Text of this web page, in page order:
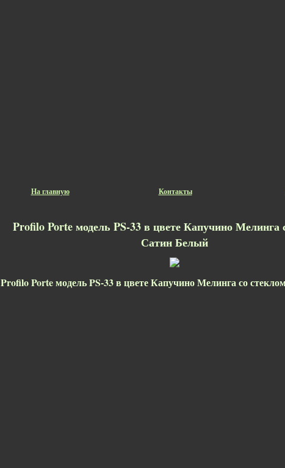
На главную Контакты
Profilo Porte модель PS-33 в цвете Капучино Мелинга
Сатин Белый
Profilo Porte модель PS-33 в цвете Капучино Мелинга со